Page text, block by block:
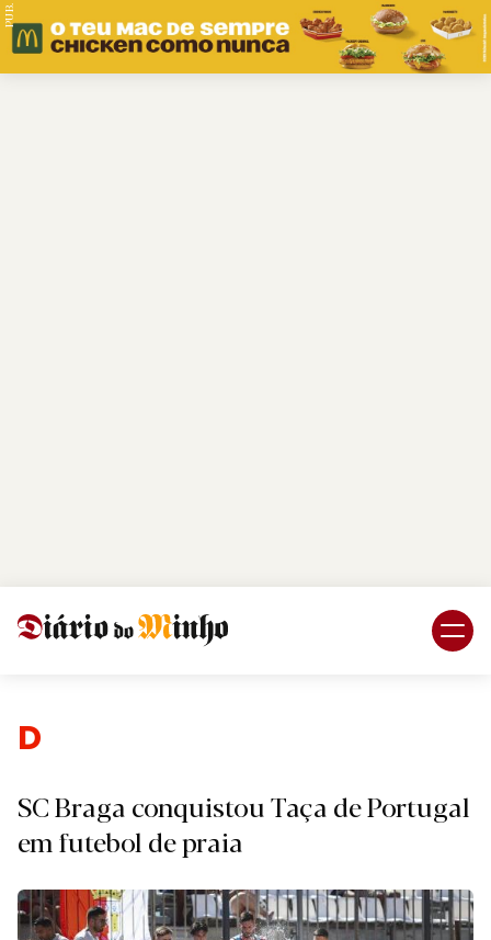
PUB.
Desporto
SC Braga conquistou Taça de Portugal
em futebol de praia